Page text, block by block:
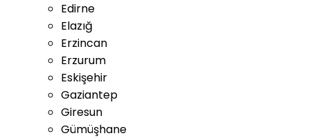
Edirne
Elazığ
Erzincan
Erzurum
Eskişehir
Gaziantep
Giresun
Gümüşhane